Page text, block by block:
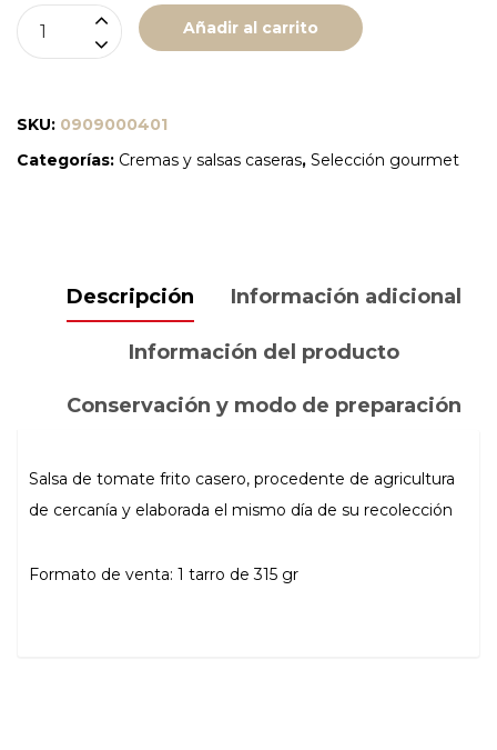
TOMATE
FRITO
CAMPOREL
Añadir al carrito
SKU: 0909000401
Categorías: Cremas y salsas caseras, Selección gourmet
Descripción Información adicional
Información del producto
Conservación y modo de preparación
Salsa de tomate frito casero, procedente de agricultura
de cercanía y elaborada el mismo día de su recolección
Formato de venta: 1 tarro de 315 gr